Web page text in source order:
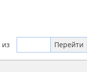
из